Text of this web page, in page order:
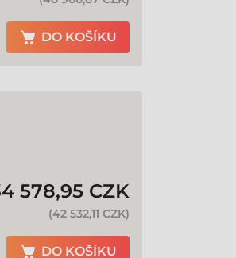
DO KOŠÍKU
578,95 CZK
(42 532,11 CZK)
DO KOŠÍKU